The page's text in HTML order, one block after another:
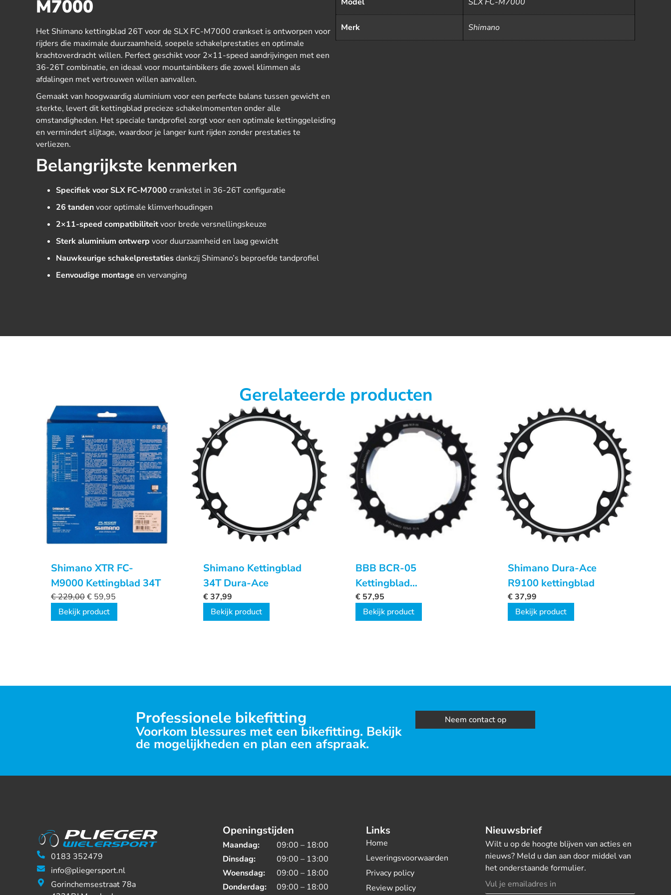
M7000
Het Shimano kettingblad 26T voor de SLX FC-M7000 crankset is ontworpen voor
rijders die maximale duurzaamheid, soepele schakelprestaties en optimale
krachtoverdracht willen. Perfect geschikt voor 2×11-speed aandrijvingen met een
36-26T combinatie, en ideaal voor mountainbikers die zowel klimmen als
afdalingen met vertrouwen willen aanvallen.
Gemaakt van hoogwaardig aluminium voor een perfecte balans tussen gewicht en
sterkte, levert dit kettingblad precieze schakelmomenten onder alle
omstandigheden. Het speciale tandprofiel zorgt voor een optimale kettinggeleiding
en vermindert slijtage, waardoor je langer kunt rijden zonder prestaties te
verliezen.
Belangrijkste kenmerken
Specifiek voor SLX FC-M7000 crankstel in 36-26T configuratie
26 tandenvoor optimale klimverhoudingen
2×11-speed compatibiliteitvoor brede versnellingskeuze
Sterk aluminium ontwerp voor duurzaamheid en laag gewicht
Nauwkeurige schakelprestatiesdankzij Shimano’s beproefde tandprofiel
Eenvoudige montage en vervanging
Merk Shimano
Gerelateerde producten
Shimano XTR FC-
M9000 Kettingblad 34T
€229,00€ 59,95
Bekijk product
Shimano Kettingblad
34T Dura-Ace
€37,99
Bekijk product
BBB BCR-05
Kettingblad
RoundAbout 4 mm
€ 57,95
Bekijk product
Shimano Dura-Ace
R9100 kettingblad
€37,99
Bekijk product
Professionele bikefitting
Voorkom blessures met een bikefitting. Bekijk
de mogelijkheden en plan een afspraak.
Neem contact op
0183 352479
info@pliegersport.nl
Gorinchemsestraat 78a
Openingstijden
Maandag:
09:00 – 18:00
Dinsdag:
09:00 – 13:00
Woensdag:
09:00 – 18:00
Donderdag:
09:00 – 18:00
Links
Home
Leveringsvoorwaarden
Privacy policy
Review policy
Nieuwsbrief
Wilt u op de hoogte blijven van acties en
nieuws? Meld u dan aan door middel van
het onderstaande formulier.